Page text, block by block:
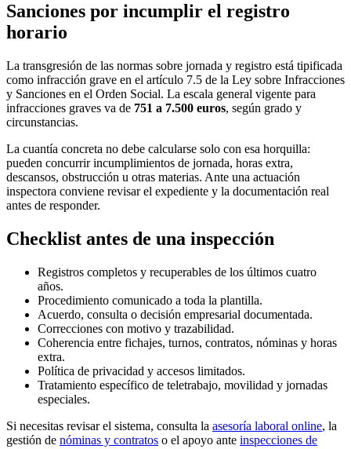
Sanciones por incumplir el registro
horario
La transgresión de las normas sobre jornada y registro está tipificada
como infracción grave en el artículo 7.5 de la Ley sobre Infracciones
y Sanciones en el Orden Social. La escala general vigente para
infracciones graves va de 751 a 7.500 euros, según grado y
circunstancias.
La cuantía concreta no debe calcularse solo con esa horquilla:
pueden concurrir incumplimientos de jornada, horas extra,
descansos, obstrucción u otras materias. Ante una actuación
inspectora conviene revisar el expediente y la documentación real
antes de responder.
Checklist antes de una inspección
Registros completos y recuperables de los últimos cuatro
años.
Procedimiento comunicado a toda la plantilla.
Acuerdo, consulta o decisión empresarial documentada.
Correcciones con motivo y trazabilidad.
Coherencia entre fichajes, turnos, contratos, nóminas y horas
extra.
Política de privacidad y accesos limitados.
Tratamiento específico de teletrabajo, movilidad y jornadas
especiales.
Si necesitas revisar el sistema, consulta la asesoría laboral online, la
gestión de nóminas y contratos o el apoyo ante inspecciones de